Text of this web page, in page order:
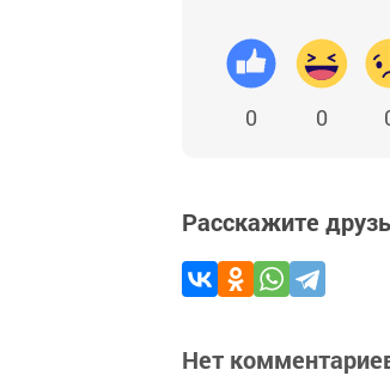
0 0
Расскажите
Нет